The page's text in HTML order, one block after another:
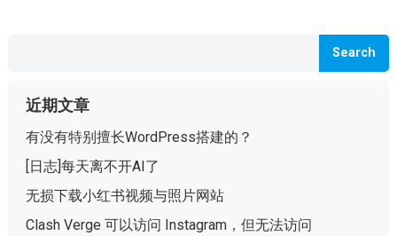
Search
近期文章
有没有特别擅长WordPress搭建的？
[日志]每天离不开AI了
无损下载小红书视频与照片网站
Clash Verge 可以访问 Instagram，但无法访问